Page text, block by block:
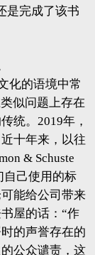
是完成了该书
化的语境中常
似问题上存在
统。2019年，
十年来，以往
& Schuste
自己使用的标
能给公司带来
屋的话：“作
的声誉存在的
公众谴责，这